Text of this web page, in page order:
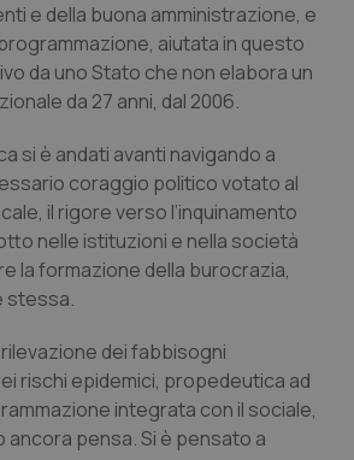
e della buona amministrazione, e
aiutata in questo
da uno Stato che non elabora un
da 27 anni, dal 2006.
si è andati avanti navigando a
coraggio politico votato al
il rigore verso l’inquinamento
nelle istituzioni e nella società
la formazione della burocrazia,
stessa.
dei fabbisogni
rischi epidemici, propedeutica ad
integrata con il sociale,
ancora pensa. Si è pensato a